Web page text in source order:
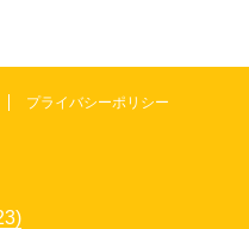
プライバシーポリシー